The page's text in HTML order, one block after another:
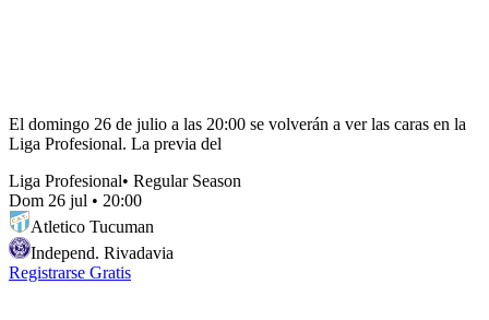
El domingo 26 de julio a las 20:00 se volverán a ver las caras en la
Liga Profesional. La previa del
Liga Profesional• Regular Season
Dom 26 jul • 20:00
Atletico Tucuman
Independ. Rivadavia
Registrarse Gratis